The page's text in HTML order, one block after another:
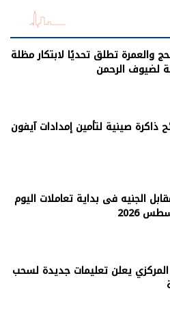
والعمرة تطلق تحديًا لابتكار مظلة
لضيوف الرحمن
ذاكرة صينية لتأمين إمدادات آيفون
الجنيه فى بداية تعاملات اليوم
يعلن تعليمات جديدة لسحب